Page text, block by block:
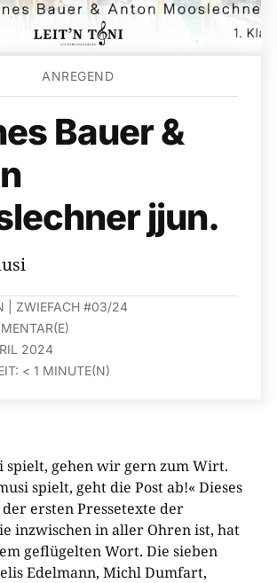
ANREGEND
Bauer &
jjun.
|ZWIEFACH #03/24
2024
< 1 MINUTE(N)
spielt, gehen wir gern zum Wirt.
spielt, geht die Post ab!« Dieses
ersten Pressetexte der
inzwischen in aller Ohren ist, hat
geflügelten Wort. Die sieben
Edelmann, Michl Dumfart,